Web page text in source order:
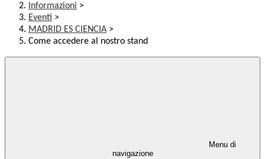
Informazioni >
Eventi >
MADRID ES CIENCIA >
Come accedere al nostro stand
Menu di
navigazione